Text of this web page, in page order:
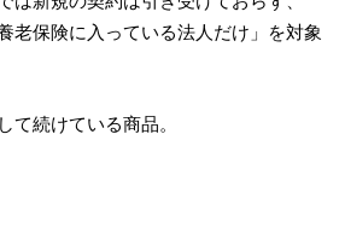
老保険に入っている法人だけ」を対象
て続けている商品。